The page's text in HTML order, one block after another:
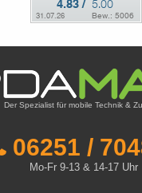
Der Spezialist für mobile Technik &
06251 /
Mo-Fr 9-13 & 14-17 Uhr